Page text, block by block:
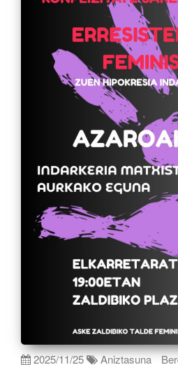
2025/11/25 Aniztasuna